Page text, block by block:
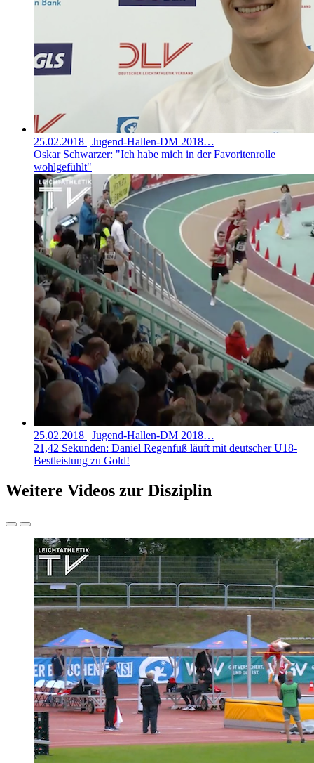
25.02.2018 | Jugend-Hallen-DM 2018…
Oskar Schwarzer: "Ich habe mich in der Favoritenrolle
wohlgefühlt"
25.02.2018 | Jugend-Hallen-DM 2018…
21,42 Sekunden: Daniel Regenfuß läuft mit deutscher U18-
Bestleistung zu Gold!
Weitere Videos zur Disziplin